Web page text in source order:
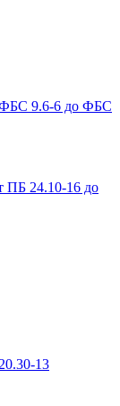
ФБС 9.6-6 до ФБС
ПБ 24.10-16 до
13